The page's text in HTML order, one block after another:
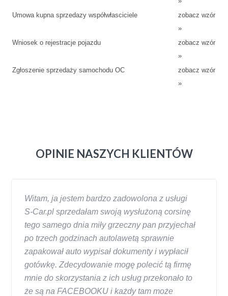
Umowa kupna sprzedazy współwłasciciele
zobacz wzór
»
Wniosek o rejestracje pojazdu
zobacz wzór
»
Zgłoszenie sprzedaży samochodu OC
zobacz wzór
»
OPINIE NASZYCH KLIENTÓW
Witam, ja jestem bardzo zadowolona z usługi
S-Car.pl sprzedałam swoją wysłużoną corsinę
tego samego dnia miły grzeczny pan przyjechał
po trzech godzinach autolawetą sprawnie
zapakował auto wypisał dokumenty i wypłacił
gotówkę. Zdecydowanie mogę polecić tą firmę
mnie do skorzystania z ich usług przekonało to
że są na FACEBOOKU i każdy tam może